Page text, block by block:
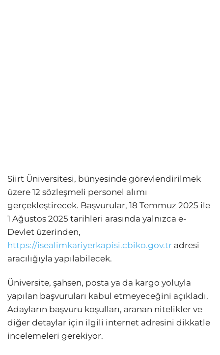
Siirt Üniversitesi, bünyesinde görevlendirilmek
üzere 12 sözleşmeli personel alımı
gerçekleştirecek. Başvurular, 18 Temmuz 2025 ile
1 Ağustos 2025 tarihleri arasında yalnızca e-
Devlet üzerinden,
https://isealimkariyerkapisi.cbiko.gov.tr adresi
aracılığıyla yapılabilecek.
Üniversite, şahsen, posta ya da kargo yoluyla
yapılan başvuruları kabul etmeyeceğini açıkladı.
Adayların başvuru koşulları, aranan nitelikler ve
diğer detaylar için ilgili internet adresini dikkatle
incelemeleri gerekiyor.